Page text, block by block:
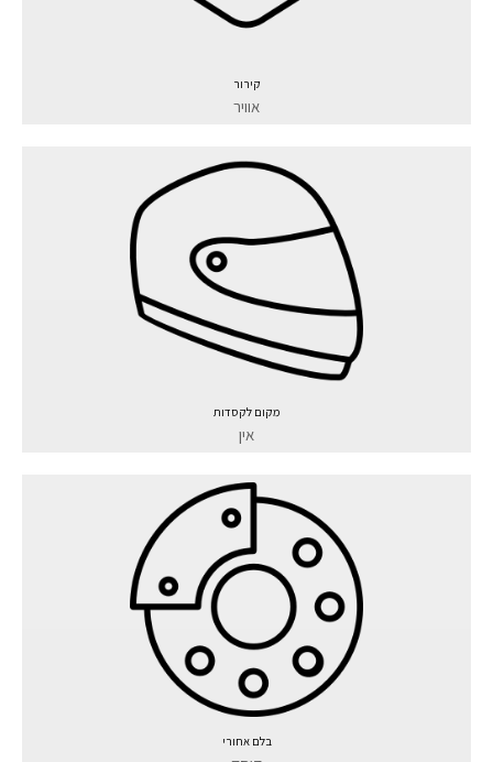
קירור
אוויר
מקום לקסדות
אין
בלם אחורי